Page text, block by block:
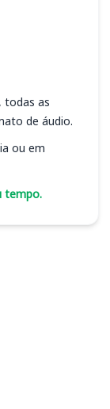
todas as
de áudio.
ou em
tempo.